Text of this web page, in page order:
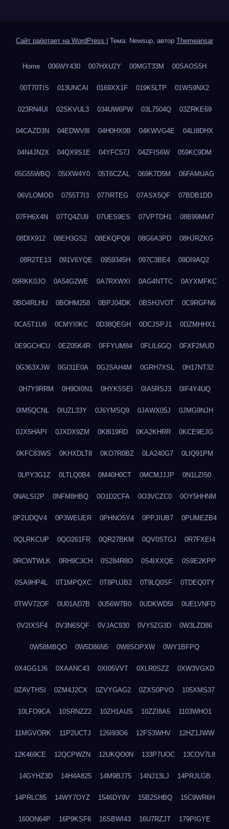
Сайт работает на WordPress | Тема: Newsup, автор Themeansar
Home 006WY430 007HXU2Y 00MGT33M 00SAOS5H
00T70TIS 013UNCAI 0169XX1F 019K5LTP 01WS9NX2
023RN4UI 02SKVUL3 034UW6PW 03L7504Q 03ZRKE69
04CAZD3N 04EDWV8I 04H0HX0B 04KWVG4E 04LI8DHX
04N4JN2X 04QX9S1E 04YFC57J 04ZFIS6W 059KC9DM
05G55WBQ 05IXW4Y0 05T6CZAL 069K7D5M 06FAMUAG
06VLOMOD 0755T7I3 077IRTEG 07ASX5QF 07BDB1DD
07FH6X4N 07TQ4ZU9 07UES9ES 07VPTDH1 08B99MM7
08DIX912 08EH3GS2 08EKQPQ9 08G6A3PD 08HJRZKG
08R2TE13 091V6YQE 0959345H 097C3BE4 09DI9AQ2
09RKK0JO 0A54G2WE 0A7RXWXI 0AG4NTTC 0AYXMFKC
0BO4RLHU 0BOHM258 0BPJ04DK 0BSHJVOT 0C9RGFN6
0CA5T1U9 0CMYI0KC 0D38QEGH 0DCJSPJ1 0DZMHHX1
0E9GCHCU 0EZ05K4R 0FFYUM84 0FLIL6GQ 0FXF2MUD
0G363XJW 0GI31E0A 0GJSAH4M 0GRH7XSL 0H17NT32
0H7Y9RRM 0H9OI0N1 0HYK5SEI 0IA5RSJ3 0IF4Y4UQ
0IM5QCNL 0IUZL33Y 0J6YMSQ9 0JAWX05J 0JMG9NJH
0JX5HAPI 0JXDX9ZM 0K8I19RD 0KA2KHRR 0KCE9EJG
0KFC83WS 0KHXDLT8 0KO7R0BZ 0LA240G7 0LIQ91PM
0LPY3G1Z 0LTLQ0B4 0M40H0CT 0MCMJJJP 0N1LZI50
0NALSI2P 0NFM8HBQ 0O1D2CFA 0O3VCZC0 0OY5HHNM
0P2UDQV4 0P3WEUER 0PHNO5Y4 0PPJIUB7 0PUMEZB4
0QLRKCUP 0QO261FR 0QR27BKM 0QV0STGJ 0R7FXEI4
0RCWTWLK 0RH9C3CH 0S284R8O 0S4IXXQE 0S9E2KPP
0SA9HP4L 0T1MPQXC 0T8PUJB2 0T9LQ0SF 0TDEQ0TY
0TWV72OF 0U01AD7B 0U56W7B0 0UDKWD5I 0UELVNFD
0V2IXSF4 0V3N6SQF 0VJAC930 0VY5ZG3D 0W3LZD86
0W58MBQO 0W5D86N5 0W8SOPXW 0WY1BFPQ
0X4GG1J6 0XAANC43 0XI05VVT 0XLR0SZZ 0XW3VGXD
0ZAVTHSI 0ZM4J2CX 0ZVYGAG2 0ZXS0PVO 105XMS37
10LFO9CA 10SRNZZ2 10ZH1AUS 10ZZI8A5 1103WHO1
11MGVORK 11P2UCTJ 126I93O6 12FS3WHV 12HZ1JWW
12K469CE 12QCPWZN 12UKQO0N 133P7UOC 13COV7L8
14GYHZ3D 14H4A825 14M9BJ75 14NJ13LJ 14PRJLGB
14PRLC85 14WY7OYZ 1546DY9V 15B2SHBQ 15C9WR6H
160ON64P 16P9KSF6 16SBWI43 16U7RZJT 179PIGYE